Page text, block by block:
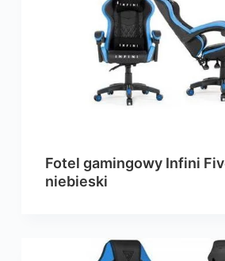
Fotel gamingowy Infini
niebieski